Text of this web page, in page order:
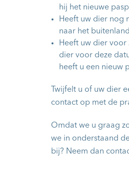
hij het nieuwe
Heeft uw dier nog
naar het
Heeft uw dier
dier voor deze
heeft u een nieuw
Twijfelt u of uw dier
contact op met de
Omdat we u graag
we in onderstaand
bij? Neem dan